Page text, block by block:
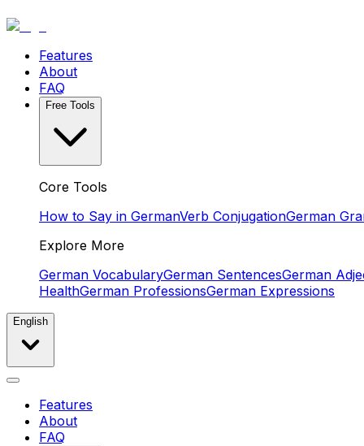
Features
About
FAQ
Free Tools
Core Tools
How to Say in GermanVerb ConjugationGerman
Explore More
German VocabularyGerman SentencesGerman
HealthGerman ProfessionsGerman Expressions
English
Features
About
FAQ